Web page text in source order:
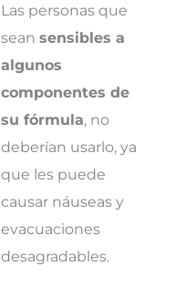
Las personas que
sean sensibles a
algunos
componentes de
su fórmula, no
deberían usarlo, ya
que les puede
causar náuseas y
evacuaciones
desagradables.